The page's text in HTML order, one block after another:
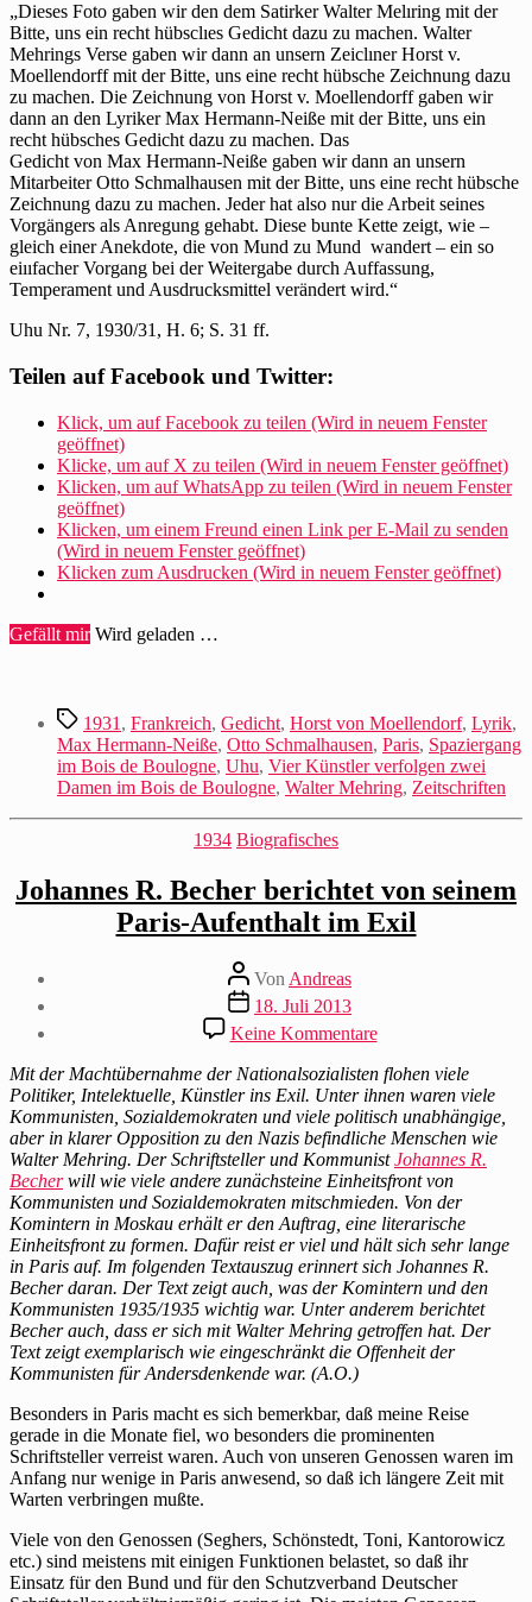
„Dieses Foto gaben wir den dem Satirker Walter Melıring mit der
Bitte, uns ein recht hübsclıes Gedicht dazu zu machen. Walter
Mehrings Verse gaben wir dann an unsern Zeiclıner Horst v.
Moellendorff mit der Bitte, uns eine recht hübsche Zeichnung dazu
zu machen. Die Zeichnung von Horst v. Moellendorff gaben wir
dann an den Lyriker Max Hermann-Neiße mit der Bitte, uns ein
recht hübsches Gedicht dazu zu machen. Das
Gedicht von Max Hermann-Neiße gaben wir dann an unsern
Mitarbeiter Otto Schmalhausen mit der Bitte, uns eine recht hübsche
Zeichnung dazu zu machen. Jeder hat also nur die Arbeit seines
Vorgängers als Anregung gehabt. Diese bunte Kette zeigt, wie –
gleich einer Anekdote, die von Mund zu Mund wandert – ein so
eiııfacher Vorgang bei der Weitergabe durch Auffassung,
Temperament und Ausdrucksmittel verändert wird.“
Uhu Nr. 7, 1930/31, H. 6; S. 31 ff.
Teilen auf Facebook und Twitter:
Klick, um auf Facebook zu teilen (Wird in neuem Fenster
geöffnet)
Klicke, um auf X zu teilen (Wird in neuem Fenster geöffnet)
Klicken, um auf WhatsApp zu teilen (Wird in neuem Fenster
geöffnet)
Klicken, um einem Freund einen Link per E-Mail zu senden
(Wird in neuem Fenster geöffnet)
Klicken zum Ausdrucken (Wird in neuem Fenster geöffnet)
Gefällt mir Wird geladen …
Schlagwörter
1931 , Frankreich, Gedicht, Horst von Moellendorf, Lyrik,
Max Hermann-Neiße, Otto Schmalhausen, Paris, Spaziergang
im Bois de Boulogne, Uhu, Vier Künstler verfolgen zwei
Damen im Bois de Boulogne, Walter Mehring, Zeitschriften
Kategorien
1934 Biografisches
Johannes R. Becher berichtet von seinem
Paris-Aufenthalt im Exil
Beitragsautor
VonAndreas
Beitragsdatum
18. Juli 2013
Keine Kommentarezu
Johannes
R.
Becher
berichtet
von
seinem
Paris-
Aufenthalt
im
Exil
Mit der Machtübernahme der Nationalsozialisten flohen viele
Politiker, Intelektuelle, Künstler ins Exil. Unter ihnen waren viele
Kommunisten, Sozialdemokraten und viele politisch unabhängige,
aber in klarer Opposition zu den Nazis befindliche Menschen wie
Walter Mehring. Der Schriftsteller und KommunistJohannes R.
Becherwill wie viele andere zunächsteine Einheitsfront von
Kommunisten und Sozialdemokraten mitschmieden. Von der
Komintern in Moskau erhält er den Auftrag, eine literarische
Einheitsfront zu formen. Dafür reist er viel und hält sich sehr lange
in Paris auf. Im folgenden Textauszug erinnert sich Johannes R.
Becher daran. Der Text zeigt auch, was der Komintern und den
Kommunisten 1935/1935 wichtig war. Unter anderem berichtet
Becher auch, dass er sich mit Walter Mehring getroffen hat. Der
Text zeigt exemplarisch wie eingeschränkt die Offenheit der
Kommunisten für Andersdenkende war. (A.O.)
Besonders in Paris macht es sich bemerkbar, daß meine Reise
gerade in die Monate fiel, wo besonders die prominenten
Schriftsteller verreist waren. Auch von unseren Genossen waren im
Anfang nur wenige in Paris anwesend, so daß ich längere Zeit mit
Warten verbringen mußte.
Viele von den Genossen (Seghers, Schönstedt, Toni, Kantorowicz
etc.) sind meistens mit einigen Funktionen belastet, so daß ihr
Einsatz für den Bund und für den Schutzverband Deutscher